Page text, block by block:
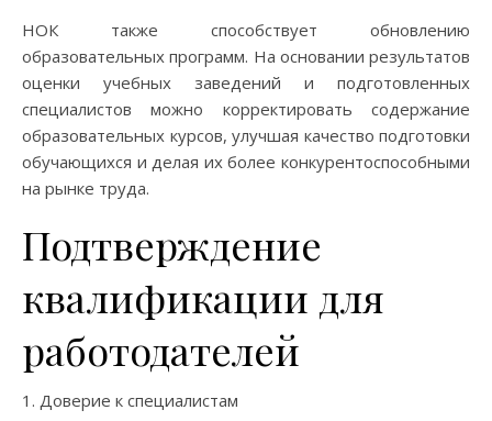
НОК также способствует обновлению
образовательных программ. На основании результатов
оценки учебных заведений и подготовленных
специалистов можно корректировать содержание
образовательных курсов, улучшая качество подготовки
обучающихся и делая их более конкурентоспособными
на рынке труда.
Подтверждение
квалификации для
работодателей
1. Доверие к специалистам